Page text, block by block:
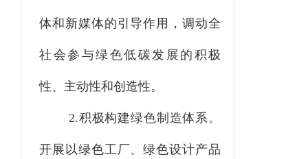
体和新媒体的引导作用，调动全
社会参与绿色低碳发展的积极
性、主动性和创造性。
2.积极构建绿色制造体系。
开展以绿色工厂、绿色设计产品